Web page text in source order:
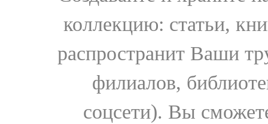
коллекцию: статьи,
распространит Ваши
филиалов,
соцсети). Вы